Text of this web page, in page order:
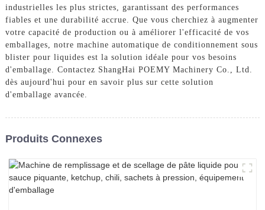
industrielles les plus strictes, garantissant des performances
fiables et une durabilité accrue. Que vous cherchiez à augmenter
votre capacité de production ou à améliorer l'efficacité de vos
emballages, notre machine automatique de conditionnement sous
blister pour liquides est la solution idéale pour vos besoins
d'emballage. Contactez ShangHai POEMY Machinery Co., Ltd.
dès aujourd'hui pour en savoir plus sur cette solution
d'emballage avancée.
Produits Connexes